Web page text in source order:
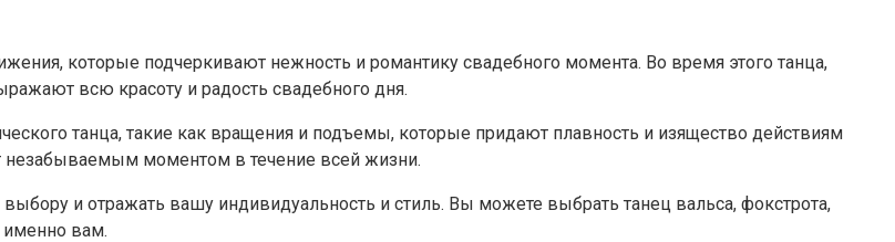
которые подчеркивают нежность и романтику свадебного момента. Во время этого танца,
всю красоту и радость свадебного дня.
танца, такие как вращения и подъемы, которые придают плавность и изящество действиям
незабываемым моментом в течение всей жизни.
и отражать вашу индивидуальность и стиль. Вы можете выбрать танец вальса, фокстрота,
вам.